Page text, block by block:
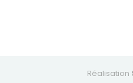
Réalisation